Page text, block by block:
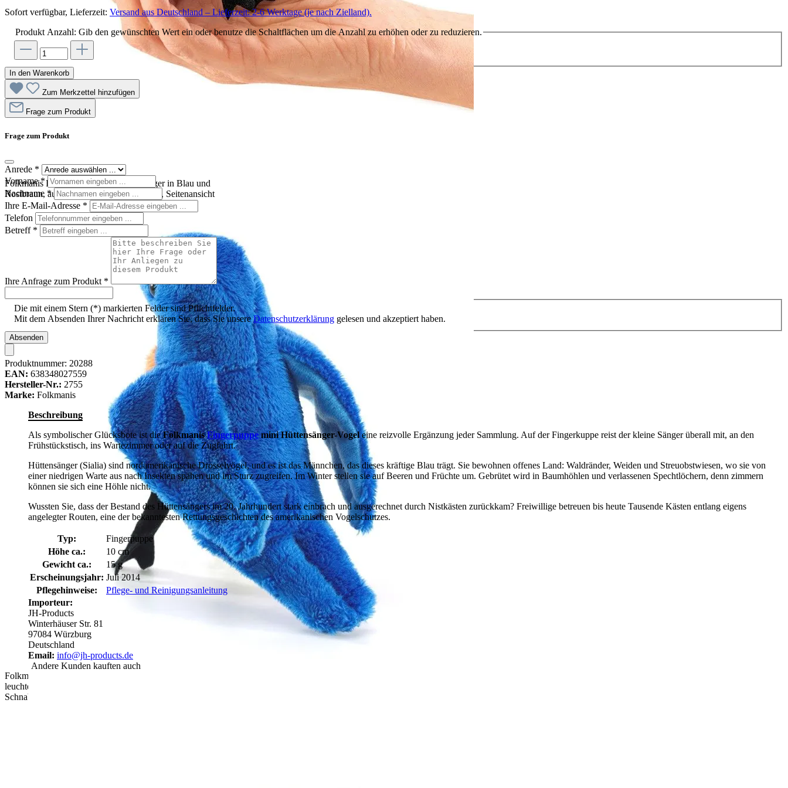
Folkmanis Fingerpuppe Mini-Hüttensänger in Blau und
Rostbraun, auf einer offenen Hand sitzend, Seitenansicht
Folkmanis Fingerpuppe mini Hüttensänger-Vogel in
leuchtendem Blau mit orangefarbener Brust, schwarzem
Schnabel und Krallen, Seitenansicht
Sofort verfügbar, Lieferzeit: Versand aus Deutschland – Lieferzeit: 2-6 Werktage (je nach Zielland).
Produkt Anzahl: Gib den gewünschten Wert ein oder benutze die Schaltflächen um die Anzahl zu erhöhen oder zu reduzieren.
In den Warenkorb
Zum Merkzettel hinzufügen
Frage zum Produkt
Frage zum Produkt
Anrede *
Vorname*
Nachname *
Ihre E-Mail-Adresse *
Telefon
Betreff *
Ihre Anfrage zum Produkt *
Die mit einem Stern (*) markierten Felder sind Pflichtfelder.
Mit dem Absenden Ihrer Nachricht erklären Sie, dass Sie unsereDatenschutzerklärung gelesen und akzeptiert haben.
Absenden
Produktnummer: 20288
EAN: 638348027559
Hersteller-Nr.: 2755
Marke: Folkmanis
Beschreibung
Als symbolischer Glücksbote ist dieFolkmanisFingerpuppemini Hüttensänger-Vogeleine reizvolle Ergänzung jeder Sammlung. Auf der Fingerkuppe reist der kleine Sänger überall mit, an den
Frühstückstisch, ins Wartezimmer oder auf die Zugfahrt.
Hüttensänger (Sialia) sind nordamerikanische Drosselvögel, und es ist das Männchen, das dieses kräftige Blau trägt. Sie bewohnen offenes Land: Waldränder, Weiden und Streuobstwiesen, wo sie von
einer niedrigen Warte aus nach Insekten spähen und im Sturz zugreifen. Im Winter stellen sie auf Beeren und Früchte um. Gebrütet wird in Baumhöhlen und verlassenen Spechtlöchern, denn zimmern
können sie sich eine Höhle nicht.
Wussten Sie, dass der Bestand des Hüttensängers im 20. Jahrhundert stark einbrach und ausgerechnet durch Nistkästen zurückkam? Freiwillige betreuen bis heute Tausende Kästen entlang eigens
angelegter Routen, eine der bekanntesten Rettungsgeschichten des amerikanischen Vogelschutzes.
Typ:
Fingerpuppe
Höhe ca.:
10 cm
Gewicht ca.:
15 g
Erscheinungsjahr: Juli 2014
Pflegehinweise:
Pflege- und Reinigungsanleitung
Importeur:
JH-Products
Winterhäuser Str. 81
97084 Würzburg
Deutschland
Email: info@jh-products.de
Andere Kunden kauften auch